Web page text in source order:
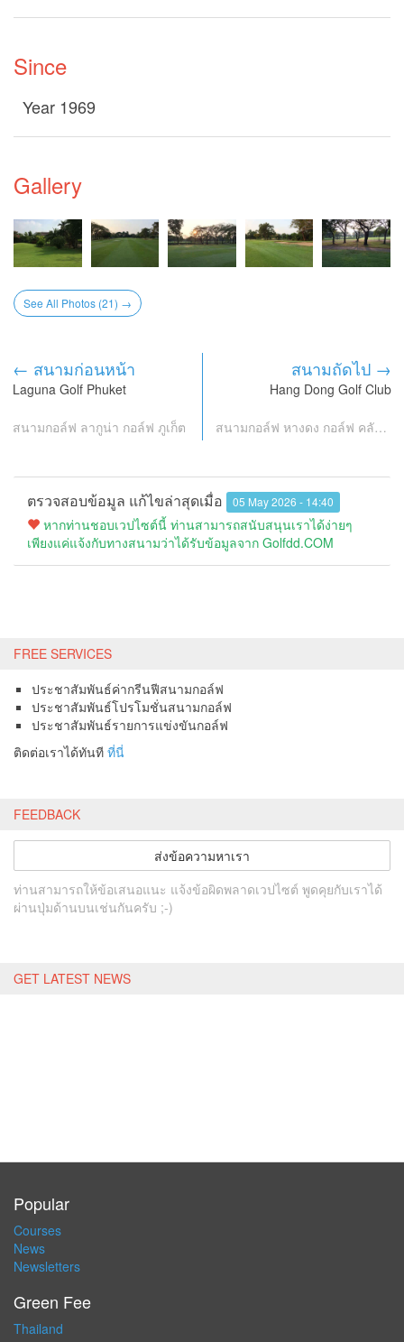
Since
Year 1969
Gallery
See All Photos (21) →
← สนามก่อนหน้า
Laguna Golf Phuket
สนามกอล์ฟ ลากูน่า กอล์ฟ ภูเก็ต
สนามถัดไป →
Hang Dong Golf Club
สนามกอล์ฟ หางดง กอล์ฟ คลับ เชียงใหม่
ตรวจสอบข้อมูล แก้ไขล่าสุดเมื่อ 05 May 2026 - 14:40
หากท่านชอบเวปไซต์นี้ ท่านสามารถสนับสนุนเราได้ง่ายๆ
เพียงแค่แจ้งกับทางสนามว่าได้รับข้อมูลจาก Golfdd.COM
FREE SERVICES
ประชาสัมพันธ์ค่ากรีนฟีสนามกอล์ฟ
ประชาสัมพันธ์โปรโมชั่นสนามกอล์ฟ
ประชาสัมพันธ์รายการแข่งขันกอล์ฟ
ติดต่อเราได้ทันที ที่นี่
FEEDBACK
ส่งข้อความหาเรา
ท่านสามารถให้ข้อเสนอแนะ แจ้งข้อผิดพลาดเวปไซต์ พูดคุยกับเราได้
ผ่านปุ่มด้านบนเช่นกันครับ ;-)
GET LATEST NEWS
Popular
Courses
News
Newsletters
Green Fee
Thailand